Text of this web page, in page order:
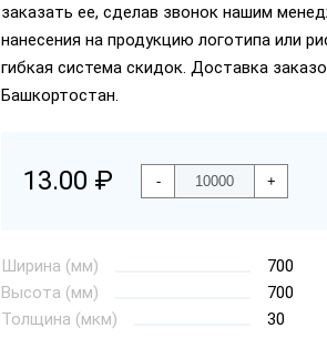
заказать ее, сделав звонок нашим
нанесения на продукцию логотипа или
гибкая система скидок. Доставка
Башкортостан.
13.00 ₽ - +
Ширина (мм)
700
Высота (мм)
700
Толщина (мкм)
30